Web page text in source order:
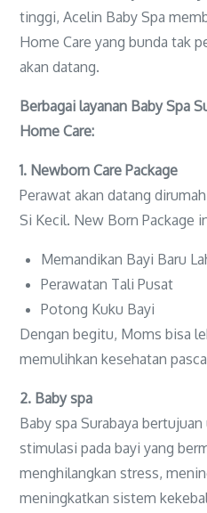
tinggi, Acelin Baby Spa
Home Care yang bunda tak
akan datang.
Berbagai layanan Baby Spa
Home Care:
1. Newborn Care Package
Perawat akan datang
Si Kecil. New Born Package
Memandikan Bayi Baru
Perawatan Tali Pusat
Potong Kuku Bayi
Dengan begitu, Moms bisa
memulihkan kesehatan
2. Baby spa
Baby spa Surabaya
stimulasi pada bayi yang
menghilangkan stress,
meningkatkan sistem